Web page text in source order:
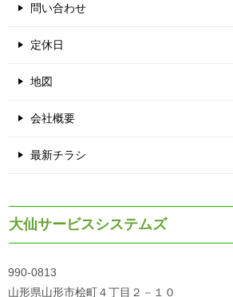
問い合わせ
定休日
地図
会社概要
最新チラシ
大仙サービスシステムズ
990-0813
山形県山形市桧町４丁目２－１０